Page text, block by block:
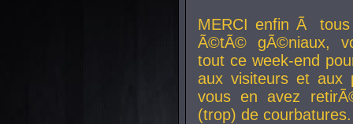
MERCI enfin Ã
Ã©tÃ© gÃ©niaux,
tout ce week-end
aux visiteurs et aux
vous en avez
(trop) de courbatures.